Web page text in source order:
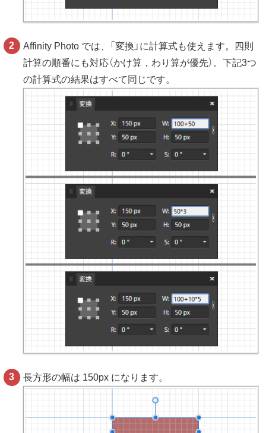
Affinity Photo では、「変換」に計算式も使えます。四則
計算の順番にも対応（かけ算，わり算が優先）。下記3つ
の計算式の結果はすべて同じです。
長方形の幅は 150px になります。